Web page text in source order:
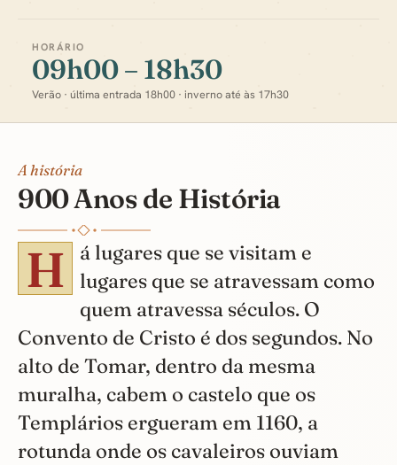
HORÁRIO
09h00 – 18h30
Verão · última entrada 18h00 · inverno até às 17h30
A história
900 Anos de História
Há lugares que se visitam e
lugares que se atravessam como
quem atravessa séculos. O
Convento de Cristo é dos segundos. No
alto de Tomar, dentro da mesma
muralha, cabem o castelo que os
Templários ergueram em 1160, a
rotunda onde os cavaleiros ouviam